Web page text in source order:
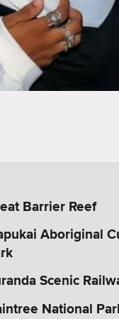
Barrier Reef
Aboriginal
Scenic
National